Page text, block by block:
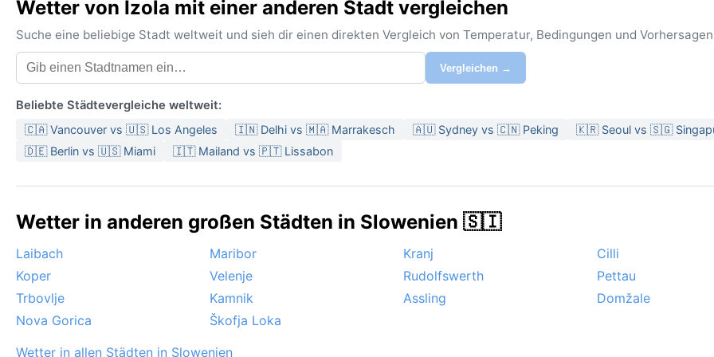
Wetter von Izola mit einer anderen Stadt vergleichen
Suche eine beliebige Stadt weltweit und sieh dir einen direkten Vergleich von Temperatur, Bedingungen und
Vergleichen →
Beliebte Städtevergleiche weltweit:
🇨🇦 Vancouver vs 🇺🇸 Los Angeles 🇮🇳 Delhi vs 🇲🇦 Marrakesch 🇦🇺 Sydney vs 🇨🇳 Peking
🇰🇷 Seoul vs 🇸🇬
🇩🇪 Berlin vs 🇺🇸 Miami
🇮🇹 Mailand vs 🇵🇹 Lissabon
Wetter in anderen großen Städten in Slowenien 🇸🇮
Laibach Maribor Kranj
Cilli
Koper
Velenje Rudolfswerth
Pettau
Trbovlje
Kamnik Assling
Domžale
Nova Gorica
Škofja Loka
Wetter in allen Städten in Slowenien